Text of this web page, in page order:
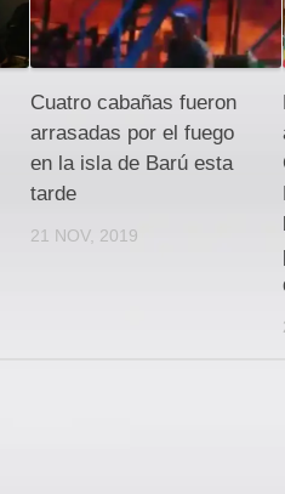
Cuatro cabañas fueron
arrasadas por el fuego
en la isla de Barú esta
tarde
21 NOV, 2019